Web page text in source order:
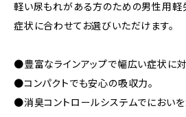
軽い尿もれがある方のための男性用軽
症状に合わせてお選びいただけます。
●豊富なラインアップで幅広い症状に対
●コンパクトでも安心の吸収力。
●消臭コントロールシステムでにおいを